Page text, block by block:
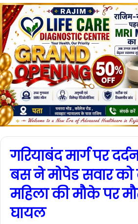
गरियाबंद मार्ग पर
बस ने मोपेड सवार
महिला की मौके पर
घायल